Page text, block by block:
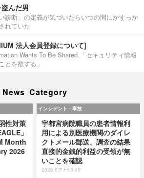
んだ男
診断」の定義が気づいたらいつの間にかすっか
れていた
法人会員登録について]
Wants To Be Shared.「セキュリティ情報
とを欲する」
News Category
性対策
」
Month
2026
インシデント・事故
宇都宮病院職員の患者情報利
用による別医療機関のダイレ
クトメール郵送、調査の結果
直接的金銭的利益の受領が無
いことを確認
2026.8.7 Fri 8:05